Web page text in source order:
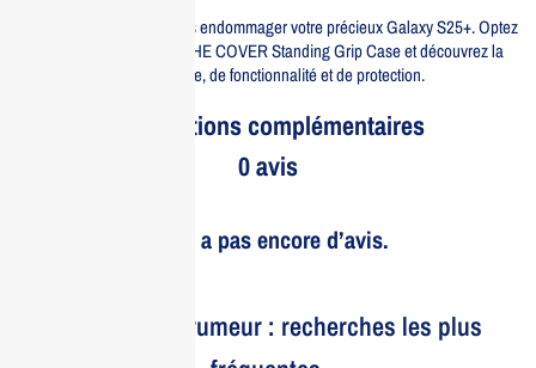
Ne laissez pas les accidents endommager votre précieux Galaxy S25+. Optez
pour la SAMSUNG SACOCHE COVER Standing Grip Case et découvrez la
combinaison parfaite de style, de fonctionnalité et de protection.
Informations complémentaires
0 avis
Il n’y a pas encore d’avis.
Le bruit et la rumeur : recherches les plus